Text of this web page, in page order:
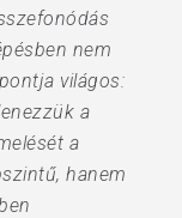
nem
világos:
a
a
hanem